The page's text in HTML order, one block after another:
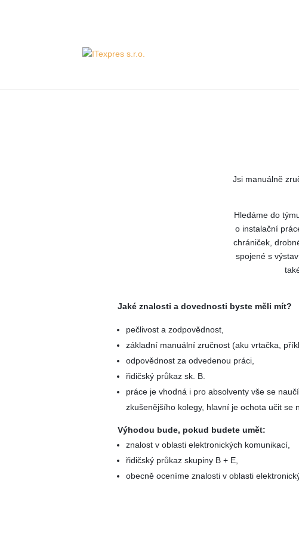
Jsi manuálně
Hledáme do
o instalační
chrániček,
spojené s
Jaké znalosti a dovednosti byste měli mít?
pečlivost a zodpovědnost,
základní manuální zručnost (aku vrtačka,
odpovědnost za odvedenou práci,
řidičský průkaz sk. B.
práce je vhodná i pro absolventy vše se
zkušenějšího kolegy, hlavní je ochota učit se
Výhodou bude, pokud budete umět:
znalost v oblasti elektronických komunikací,
řidičský průkaz skupiny B + E,
obecně oceníme znalosti v oblasti